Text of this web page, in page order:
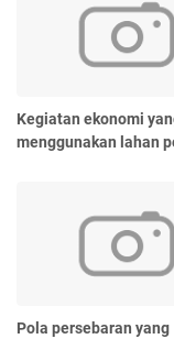
Kegiatan ekonomi
menggunakan lahan
Pola persebaran yang